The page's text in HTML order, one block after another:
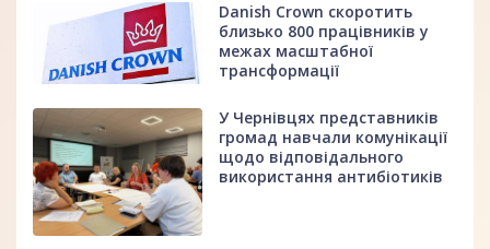
Danish Crown скоротить
близько 800 працівників у
межах масштабної
трансформації
У Чернівцях представників
громад навчали комунікації
щодо відповідального
використання антибіотиків